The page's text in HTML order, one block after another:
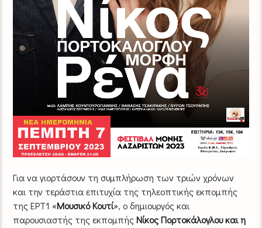
Για να γιορτάσουν τη συμπλήρωση των τριών χρόνων
και την τεράστια επιτυχία της τηλεοπτικής εκπομπής
της ΕΡΤ1 «Μουσικό Κουτί», ο δημιουργός και
παρουσιαστής της εκπομπήςΝίκος Πορτοκάλογλου και η